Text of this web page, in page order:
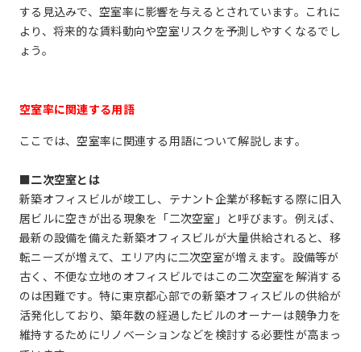
する見込みで、空室率に影響を与えるとされています。これに
より、将来的な賃料動向や空室リスクを予測しやすくなるでし
ょう。
空室率に関連する用語
ここでは、空室率に関連する用語について解説します。
■二次空室とは
新築オフィスビルが竣工し、テナント企業が移転する際に旧入
居ビルに空きが出る現象を「二次空室」と呼びます。例えば、
最新の設備を備えた新築オフィスビルが大量供給されると、移
転ニーズが増えて、エリア内に二次空室が増えます。設備等が
古く、不便な立地のオフィスビルではこの二次空室を解消する
のは困難です。特に東京都心部での新築オフィスビルの供給が
活発化しており、築年数の経過したビルのオーナーは競争力を
維持するためにリノベーションなどを検討する必要性が高まっ